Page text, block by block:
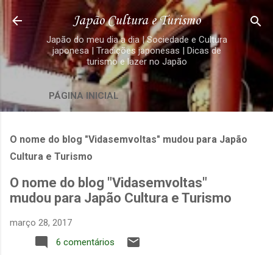
Pular para o conteúdo principal
Japão Cultura e Turismo
Japão do meu dia a dia | Sociedade e Cultura
japonesa | Tradições japonesas | Dicas de
turismo e lazer no Japão
PÁGINA INICIAL
O nome do blog "Vidasemvoltas" mudou para Japão
Cultura e Turismo
O nome do blog "Vidasemvoltas"
mudou para Japão Cultura e Turismo
março 28, 2017
6 comentários